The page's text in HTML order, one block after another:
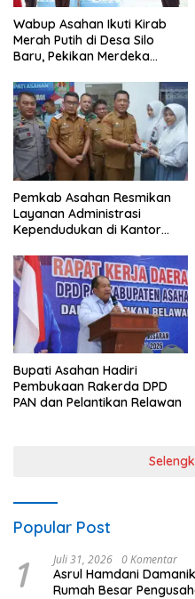
Wabup Asahan Ikuti Kirab
Merah Putih di Desa Silo
Baru, Pekikan Merdeka
Pemkab Asahan Resmikan
Layanan Administrasi
Kependudukan di Kantor
Bupati Asahan Hadiri
Pembukaan Rakerda DPD
PAN dan Pelantikan Relawan
Popular Post
1 Juli 31, 2026 0 Komentar
Asrul Hamdani
Rumah Besar